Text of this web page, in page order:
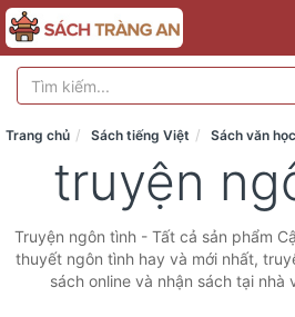
Trang chủ Sách tiếng Việt Sách văn học
truyện
Truyện ngôn tình - Tất cả sản phẩm
thuyết ngôn tình hay và mới nhất,
sách online và nhận sách tại nhà